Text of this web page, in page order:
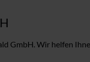
GmbH. Wir helfen